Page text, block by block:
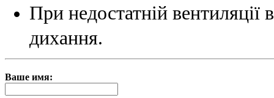
При недостатній вентиляції
дихання.
Ваше имя: